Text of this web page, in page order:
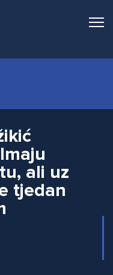
ali uz
tjedan